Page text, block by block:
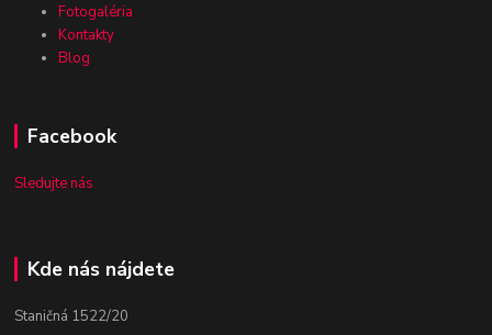
Fotogaléria
Kontakty
Blog
Facebook
Sledujte nás
Kde nás nájdete
Staničná 1522/20